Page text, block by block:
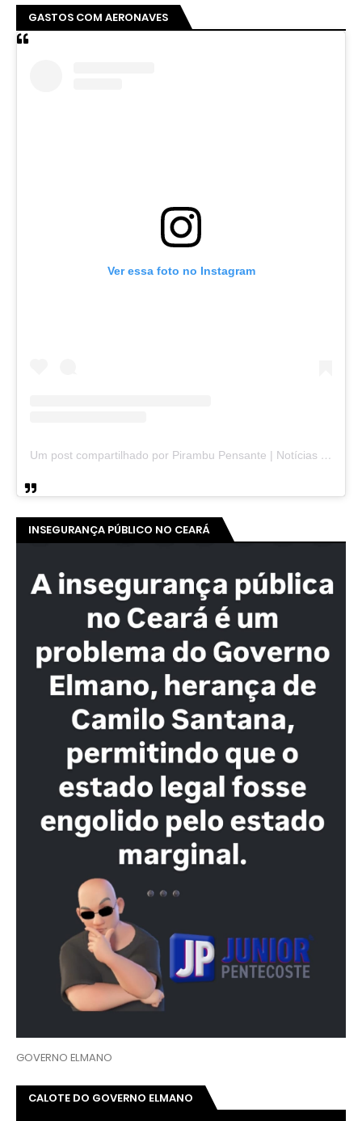
GASTOS COM AERONAVES
Ver essa foto no Instagram
Um post compartilhado por Pirambu Pensante | Notícias & Entretenimento (@pirambupensante)
INSEGURANÇA PÚBLICO NO CEARÁ
GOVERNO ELMANO
CALOTE DO GOVERNO ELMANO